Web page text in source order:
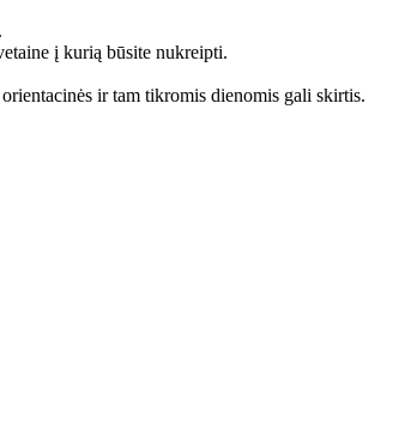
į kurią būsite nukreipti.
ir tam tikromis dienomis gali skirtis.